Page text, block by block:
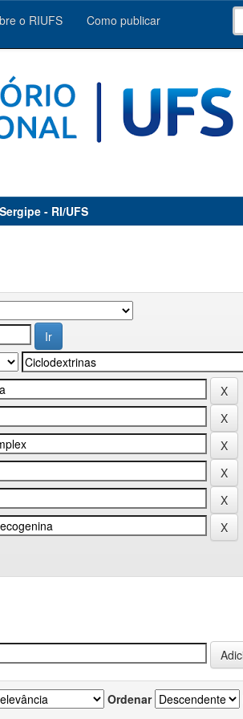
o RIUFS Como publicar
- RI/UFS
Ordenar